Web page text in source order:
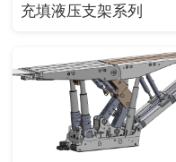
充填液压支架系列